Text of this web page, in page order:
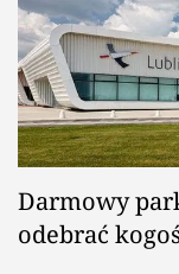
Darmowy
odebrać